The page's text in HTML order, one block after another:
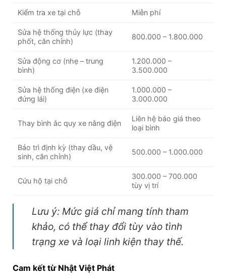
Kiểm tra xe tại chỗ Miễn phí
Sửa hệ thống thủy lực (thay
phốt, căn chỉnh)
800.000 – 1.800.000
Sửa động cơ (nhẹ – trung
bình)
1.200.000 –
3.500.000
Sửa hệ thống điện (xe điện
đứng lái)
1.000.000 –
3.000.000
Thay bình ắc quy xe nâng điện
Liên hệ báo giá theo
loại bình
Bảo trì định kỳ (thay dầu, vệ
sinh, căn chỉnh)
500.000 – 1.000.000
Cứu hộ tại chỗ
300.000 – 700.000
tùy vị trí
Lưu ý: Mức giá chỉ mang tính tham
khảo, có thể thay đổi tùy vào tình
trạng xe và loại linh kiện thay thế.
Cam kết từ Nhật Việt Phát